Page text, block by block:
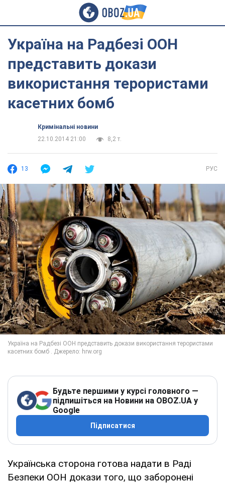
Україна на Радбезі ООН
представить докази
використання терористами
касетних бомб
Кримінальні новини
22.10.2014 21:00
8,2 т.
13 РУС
Будьте першими у курсі головного —
підпишіться на Новини на OBOZ.UA у
Google
Підписатися
Українська сторона готова надати в Раді
Безпеки ООН докази того, що заборонені